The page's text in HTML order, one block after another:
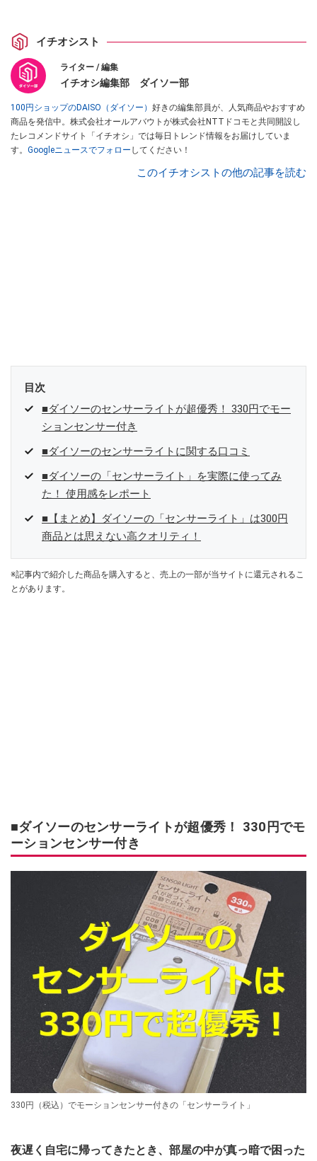
イチオシスト
ライター / 編集
イチオシ編集部 ダイソー部
100円ショップのDAISO（ダイソー） 好きの編集部員が、人気商品やおすすめ
商品を発信中。株式会社オールアバウトが株式会社NTTドコモと共同開設し
たレコメンドサイト「イチオシ」では毎日トレンド情報をお届けしていま
す。 Googleニュースでフォロー してください！
このイチオシストの他の記事を読む
目次
■ダイソーのセンサーライトが超優秀！ 330円でモー
ションセンサー付き
■ダイソーのセンサーライトに関する口コミ
■ダイソーの「センサーライト」を実際に使ってみ
た！ 使用感をレポート
■【まとめ】ダイソーの「センサーライト」は300円
商品とは思えない高クオリティ！
※記事内で紹介した商品を購入すると、売上の一部が当サイトに還元されるこ
とがあります。
■ダイソーのセンサーライトが超優秀！ 330円でモ
ーションセンサー付き
330円（税込）でモーションセンサー付きの「センサーライト」
夜遅く自宅に帰ってきたとき、部屋の中が真っ暗で困った